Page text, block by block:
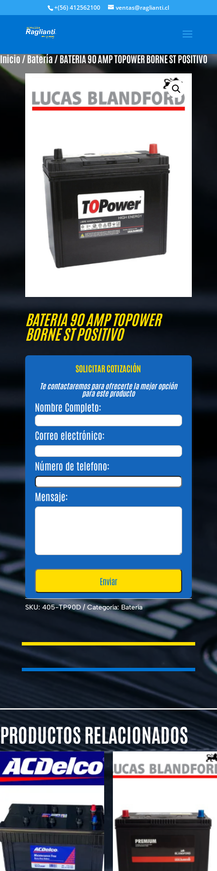
+(56) 412562100 ventas@raglianti.cl
Inicio / Batería / BATERIA 90 AMP TOPOWER BORNE ST POSITIVO
BATERIA 90 AMP TOPOWER
BORNE ST POSITIVO
SOLICITAR COTIZACIÓN
Te contactaremos para ofrecerte la mejor opción
para este producto
Nombre Completo:
Correo electrónico:
Número de telefono:
Mensaje:
SKU: 405-TP90D Categoría: Batería
PRODUCTOS RELACIONADOS